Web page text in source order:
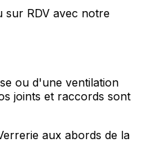
sur RDV avec notre
ou d'une ventilation
joints et raccords sont
aux abords de la